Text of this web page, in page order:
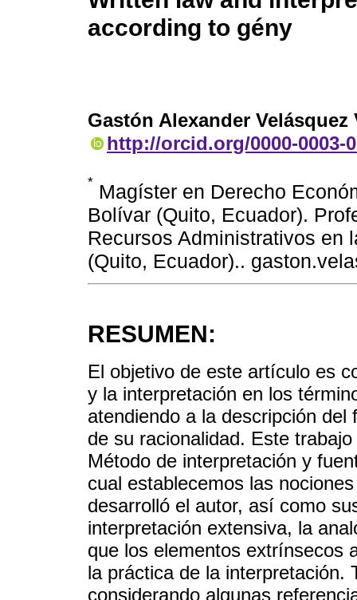
according to gény
Gastón Alexander Velásquez
http://orcid.org/0000-0003-
* Magíster en Derecho
Bolívar (Quito, Ecuador).
Recursos Administrativos en
(Quito, Ecuador)..
RESUMEN:
El objetivo de este artículo es
y la interpretación en los
atendiendo a la descripción
de su racionalidad. Este
Método de interpretación y
cual establecemos las
desarrolló el autor, así como
interpretación extensiva, la
que los elementos extrínsecos
la práctica de la interpretación.
considerando algunas